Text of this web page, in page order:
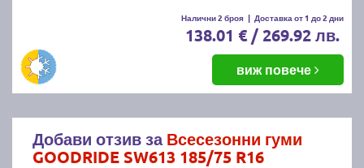
Налични 2 броя | Доставка от 1 до 2 дни
138.01 € / 269.92 лв.
виж повече
Добави отзив заВсесезонни гуми
GOODRIDE SW613 185/75 R16